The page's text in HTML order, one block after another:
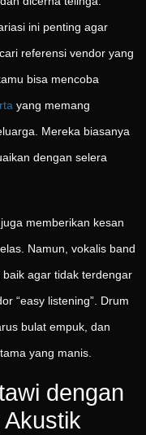
ini penting agar
referensi vendor yang
bisa mencoba
yang memang
Mereka biasanya
dengan selera
memberikan kesan
Namun, vokalis band
agar tidak terdengar
“easy listening”. Drum
bulat empuk, dan
yang manis.
dengan